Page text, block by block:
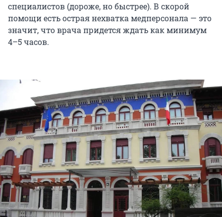
специалистов (дороже, но быстрее). В скорой
помощи есть острая нехватка медперсонала — это
значит, что врача придется ждать как минимум
4–5 часов.